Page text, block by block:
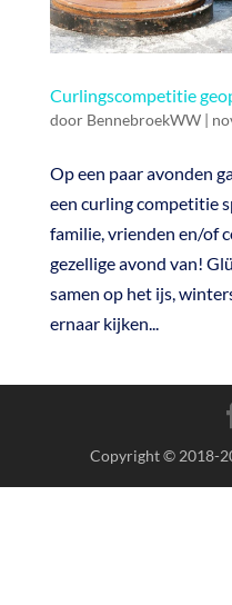
Curlingscompetitie
door BennebroekWW|
Op een paar avonden
een curling competitie
familie, vrienden en/of
gezellige avond van!
samen op het ijs,
ernaar kijken...
Copyright © 2018-